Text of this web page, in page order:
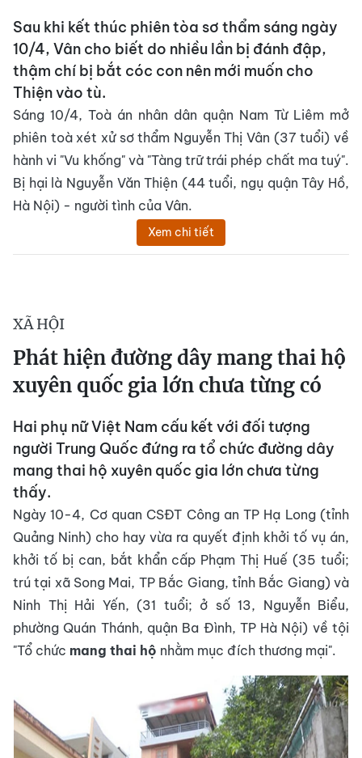
Sau khi kết thúc phiên tòa sơ thẩm sáng ngày
10/4, Vân cho biết do nhiều lần bị đánh đập,
thậm chí bị bắt cóc con nên mới muốn cho
Thiện vào tù.
Sáng 10/4, Toà án nhân dân quận Nam Từ Liêm mở
phiên toà xét xử sơ thẩm Nguyễn Thị Vân (37 tuổi) về
hành vi "Vu khống" và "Tàng trữ trái phép chất ma tuý".
Bị hại là Nguyễn Văn Thiện (44 tuổi, ngụ quận Tây Hồ,
Hà Nội) - người tình của Vân.
Xem chi tiết
XÃ HỘI
Phát hiện đường dây mang thai hộ
xuyên quốc gia lớn chưa từng có
Hai phụ nữ Việt Nam cấu kết với đối tượng
người Trung Quốc đứng ra tổ chức đường dây
mang thai hộ xuyên quốc gia lớn chưa từng
thấy.
Ngày 10-4, Cơ quan CSĐT Công an TP Hạ Long (tỉnh
Quảng Ninh) cho hay vừa ra quyết định khởi tố vụ án,
khởi tố bị can, bắt khẩn cấp Phạm Thị Huế (35 tuổi;
trú tại xã Song Mai, TP Bắc Giang, tỉnh Bắc Giang) và
Ninh Thị Hải Yến, (31 tuổi; ở số 13, Nguyễn Biểu,
phường Quán Thánh, quận Ba Đình, TP Hà Nội) về tội
"Tổ chức mang thai hộ nhằm mục đích thương mại".